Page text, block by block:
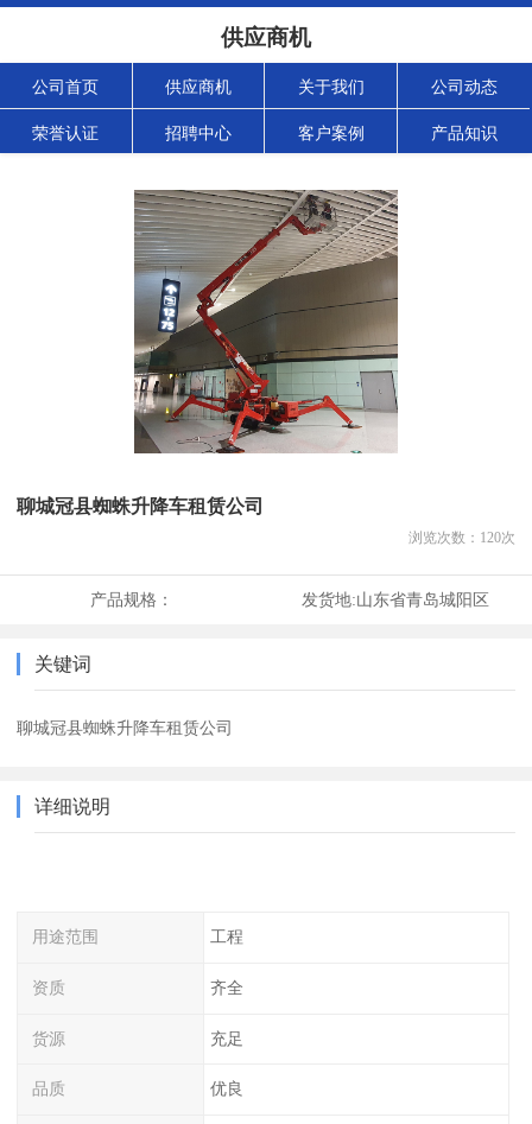
供应商机
公司首页 供应商机 关于我们 公司动态
荣誉认证 招聘中心 客户案例 产品知识
聊城冠县蜘蛛升降车租赁公司
浏览次数： 120次
产品规格： 发货地:山东省青岛城阳区
关键词
聊城冠县蜘蛛升降车租赁公司
详细说明
用途范围 工程
资质 齐全
货源 充足
品质 优良